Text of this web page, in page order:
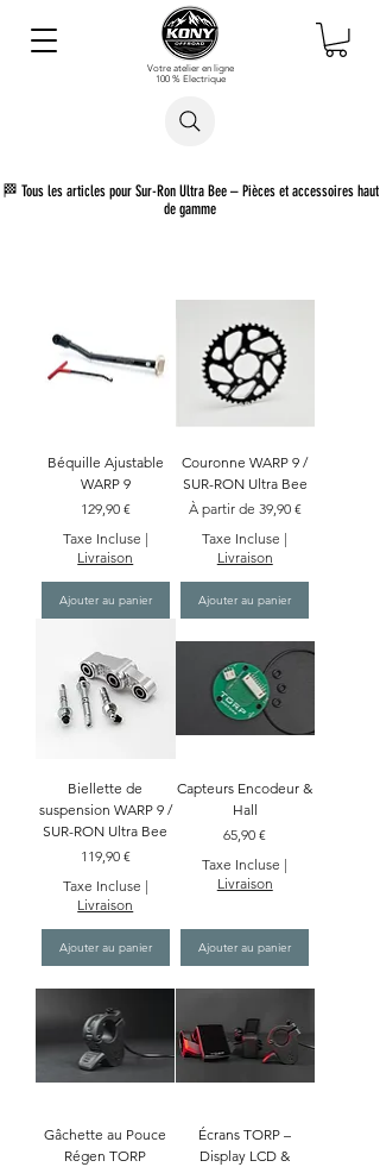
Votre atelier en ligne
100 % Electrique
🏁 Tous les articles pour Sur-Ron Ultra Bee – Pièces et accessoires haut
de gamme
Béquille Ajustable
WARP 9
Prix
129,90 €
Taxe Incluse |
Livraison
Ajouter au panier
Couronne WARP 9 /
SUR-RON Ultra Bee
À partir de 39,90 €
Prix promotionnel
Taxe Incluse |
Livraison
Ajouter au panier
Biellette de
suspension WARP 9 /
SUR-RON Ultra Bee
Prix
119,90 €
Taxe Incluse |
Livraison
Ajouter au panier
Capteurs Encodeur &
Hall
Prix
65,90 €
Taxe Incluse |
Livraison
Ajouter au panier
Gâchette au Pouce
Régen TORP
Écrans TORP –
Display LCD &